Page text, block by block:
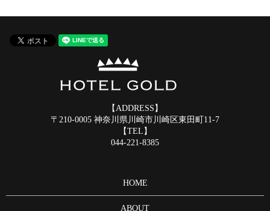
【ADDRESS】
〒210-0005 神奈川県川崎市川崎区東田町11-7
【TEL】
044-221-8385
HOME
ABOUT